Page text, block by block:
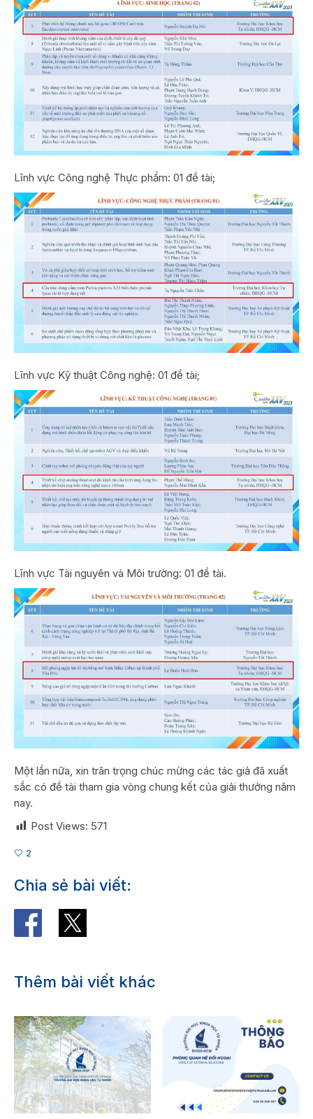
Lĩnh vực Công nghệ Thực phẩm: 01 đề tài;
Lĩnh vực Kỹ thuật Công nghệ: 01 đề tài;
Lĩnh vực Tài nguyên và Môi trường: 01 đề tài.
️Một lần nữa, xin trân trọng chúc mừng các tác giả đã xuất
sắc có đề tài tham gia vòng chung kết của giải thưởng năm
nay.️
Post Views: 571
2
Chia sẻ bài viết:
Thêm bài viết khác